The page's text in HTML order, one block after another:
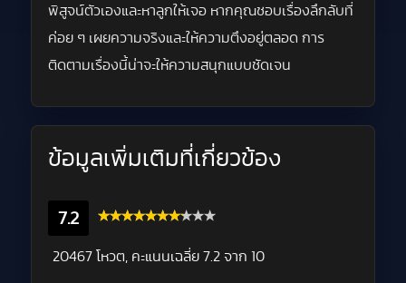
พิสูจน์ตัวเองและหาลูกให้เจอ หากคุณชอบเรื่องลึกลับที่
ค่อย ๆ เผยความจริงและให้ความตึงอยู่ตลอด การ
ติดตามเรื่องนี้น่าจะให้ความสนุกแบบชัดเจน
ข้อมูลเพิ่มเติมที่เกี่ยวข้อง
7.2
20467 โหวต, คะแนนเฉลี่ย 7.2 จาก 10